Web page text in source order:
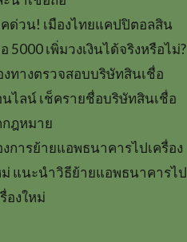
คด่วน! เมืองไทยแคปปิตอลสิน
5000 เพิ่มวงเงินได้จริงหรือไม่?
งทางตรวจสอบบริษัทสินเชื่อ
นไลน์ เช็ครายชื่อบริษัทสินเชื่อ
กฎหมาย
การย้ายแอพธนาคารไปเครื่อง
แนะนำวิธีย้ายแอพธนาคารไป
องใหม่